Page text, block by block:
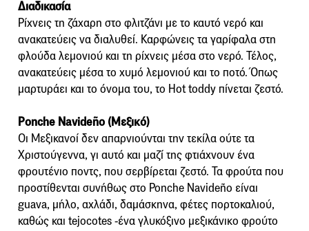
Διαδικασία
Ρίχνεις τη ζάχαρη στο φλιτζάνι με το καυτό νερό και
ανακατεύεις να διαλυθεί. Καρφώνεις τα γαρίφαλα στη
φλούδα λεμονιού και τη ρίχνεις μέσα στο νερό. Τέλος,
ανακατεύεις μέσα το χυμό λεμονιού και το ποτό. Όπως
μαρτυράει και το όνομα του, το Hot toddy πίνεται ζεστό.
Ponche Navideño (Μεξικό)
Οι Μεξικανοί δεν απαρνιούνται την τεκίλα ούτε τα
Χριστούγεννα, γι αυτό και μαζί της φτιάχνουν ένα
φρουτένιο ποντς, που σερβίρεται ζεστό. Τα φρούτα που
προστίθενται συνήθως στο Ponche Navideño είναι
guava, μήλο, αχλάδι, δαμάσκηνα, φέτες πορτοκαλιού,
καθώς και tejocotes -ένα γλυκόξινο μεξικάνικο φρούτο